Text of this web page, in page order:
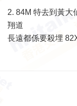
2. 84M 特去到黃大
翔道
長遠都係要殺埋